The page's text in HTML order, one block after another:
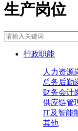
生产岗位
行政职能
人力资源
总务后勤
财务会计
供应链管
IT及智能
其他